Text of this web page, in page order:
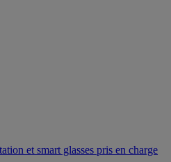
et smart glasses pris en charge